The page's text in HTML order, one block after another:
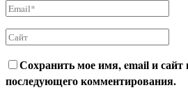
Сохранить мое имя, email и сайт
последующего комментирования.